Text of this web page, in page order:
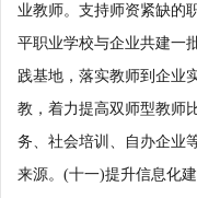
业教师。支持师资紧缺的
平职业学校与企业共建一
践基地，落实教师到企业
教，着力提高双师型教师
务、社会培训、自办企业
来源。(十一)提升信息化